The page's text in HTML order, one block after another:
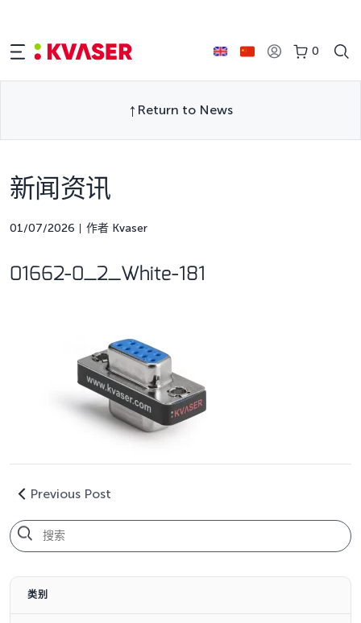
0
Return to News
新闻资讯
01/07/2026 作者 Kvaser
01662-0_2_White-181
Previous Post
类别